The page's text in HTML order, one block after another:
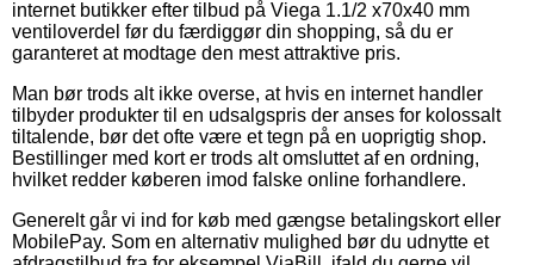
internet butikker efter tilbud på Viega 1.1/2 x70x40 mm
ventiloverdel før du færdiggør din shopping, så du er
garanteret at modtage den mest attraktive pris.
Man bør trods alt ikke overse, at hvis en internet handler
tilbyder produkter til en udsalgspris der anses for kolossalt
tiltalende, bør det ofte være et tegn på en uoprigtig shop.
Bestillinger med kort er trods alt omsluttet af en ordning,
hvilket redder køberen imod falske online forhandlere.
Generelt går vi ind for køb med gængse betalingskort eller
MobilePay. Som en alternativ mulighed bør du udnytte et